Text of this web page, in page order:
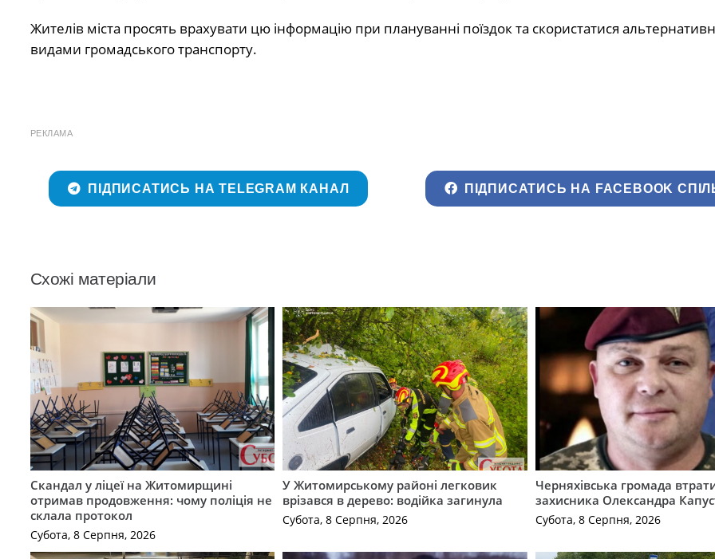
Жителів міста просять врахувати цю інформацію при плануванні поїздок та скористатися
видами громадського транспорту.
РЕКЛАМА
ПІДПИСАТИСЬ НА TELEGRAM КАНАЛ ПІДПИСАТИСЬ НА FACEBOOK
Схожі матеріали
Скандал у ліцеї на Житомирщині
отримав продовження: чому поліція не
склала протокол
Субота, 8 Серпня, 2026
У Житомирському районі легковик
врізався в дерево: водійка загинула
Субота, 8 Серпня, 2026
Черняхівська громада
захисника Олександра
Субота, 8 Серпня, 2026